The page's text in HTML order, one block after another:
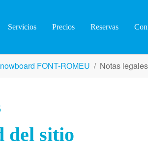
Servicios Precios Reservas
FONT-ROMEU Notas legales
del sitio